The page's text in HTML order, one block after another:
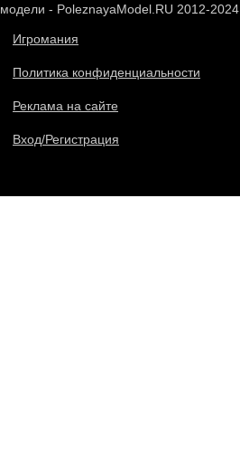
модели - PoleznayaModel.RU 2012-2024
Игромания
Политика конфиденциальности
Реклама на сайте
Вход/Регистрация